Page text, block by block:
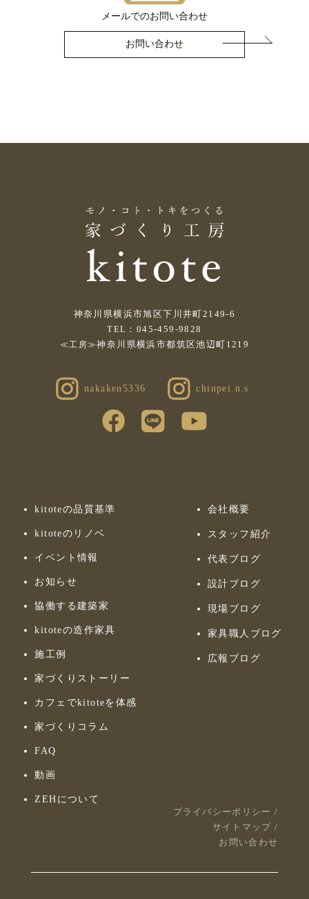
メールでのお問い合わせ
お問い合わせ
神奈川県横浜市旭区下川井町2149-6
TEL：045-459-9828
≪工房≫神奈川県横浜市都筑区池辺町1219
nakaken5336 chinpei.n.s
kitoteの品質基準
kitoteのリノベ
イベント情報
お知らせ
協働する建築家
kitoteの造作家具
施工例
家づくりストーリー
カフェでkitoteを体感
家づくりコラム
FAQ
動画
ZEHについて
会社概要
スタッフ紹介
代表ブログ
設計ブログ
現場ブログ
家具職人ブログ
広報ブログ
プライバシーポリシー /
サイトマップ /
お問い合わせ